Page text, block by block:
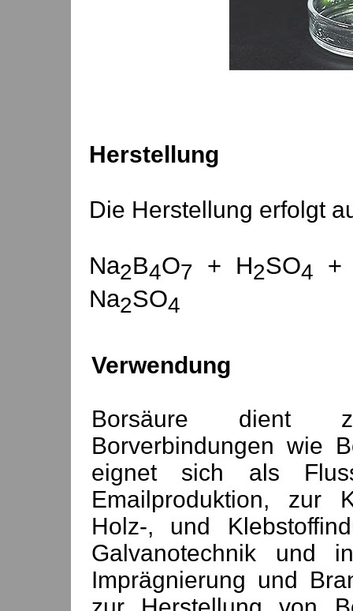
Herstellung
Die Herstellung erfolgt
Na2B4O7 + H2SO4 +
Na2SO4
Verwendung
Borsäure dient
Borverbindungen wie
eignet sich als
Emailproduktion, zur
Holz-, und
Galvanotechnik und
Imprägnierung und